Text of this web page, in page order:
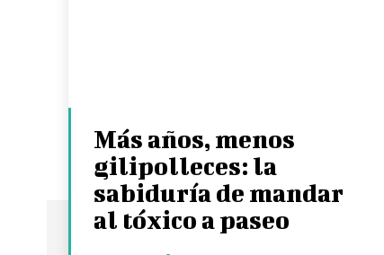
Más años, menos
gilipolleces: la
sabiduría de mandar
al tóxico a paseo